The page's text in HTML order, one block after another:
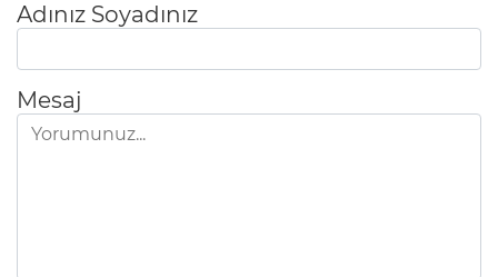
Adınız Soyadınız
Mesaj